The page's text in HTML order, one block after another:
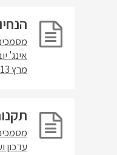
אינג'
מרץ 2013
עדכון